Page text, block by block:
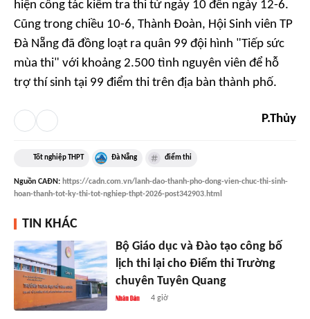
hiện công tác kiểm tra thi từ ngày 10 đến ngày 12-6.
Cũng trong chiều 10-6, Thành Đoàn, Hội Sinh viên TP
Đà Nẵng đã đồng loạt ra quân 99 đội hình "Tiếp sức
mùa thi" với khoảng 2.500 tình nguyên viên để hỗ
trợ thí sinh tại 99 điểm thi trên địa bàn thành phố.
P.Thủy
Tốt nghiệp THPT Đà Nẵng điểm thi
Nguồn CAĐN: https://cadn.com.vn/lanh-dao-thanh-pho-dong-vien-chuc-thi-sinh-
hoan-thanh-tot-ky-thi-tot-nghiep-thpt-2026-post342903.html
TIN KHÁC
Bộ Giáo dục và Đào tạo công bố
lịch thi lại cho Điểm thi Trường
chuyên Tuyên Quang
4 giờ